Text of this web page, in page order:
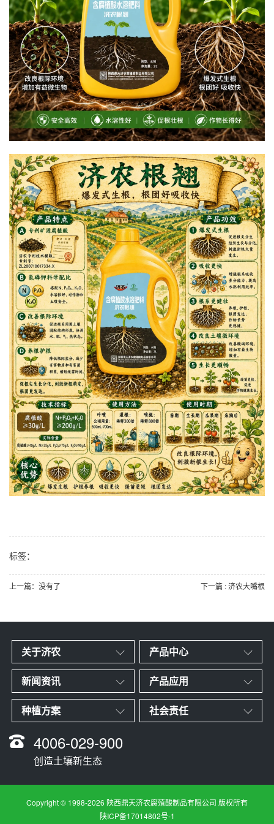
标签：
上一篇：没有了 下一篇 : 济农大嘴根
关于济农 产品中心
新闻资讯 产品应用
种植方案 社会责任
4006-029-900
创造土壤新生态
Copyright © 1998-2026 陕西鼎天济农腐殖酸制品有限公司 版权所有
陕ICP备17014802号-1